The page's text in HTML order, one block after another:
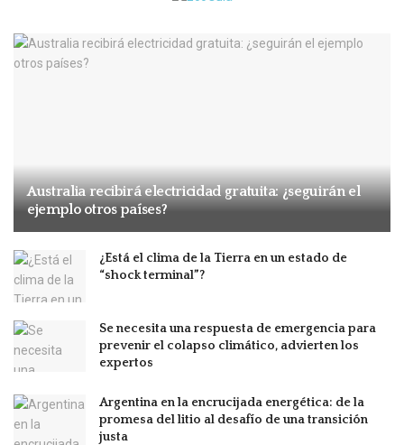
Australia recibirá electricidad gratuita: ¿seguirán el
ejemplo otros países?
¿Está el clima de la Tierra en un estado de
“shock terminal”?
Se necesita una respuesta de emergencia para
prevenir el colapso climático, advierten los
expertos
Argentina en la encrucijada energética: de la
promesa del litio al desafío de una transición
justa